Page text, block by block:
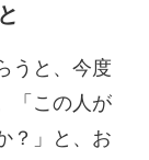
うと、今度
「この人が
？」と、お